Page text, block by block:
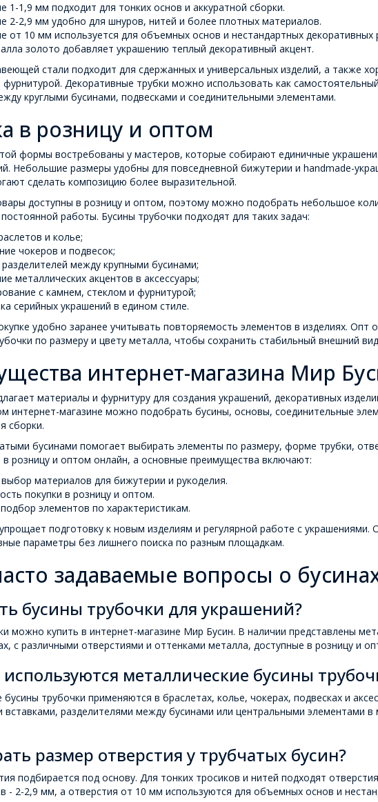
1-1,9 мм подходит для тонких основ и аккуратной сборки.
2-2,9 мм удобно для шнуров, нитей и более плотных материалов.
от 10 мм используется для объемных основ и нестандартных декоративных
золото добавляет украшению теплый декоративный акцент.
стали подходит для сдержанных и универсальных изделий, а также
Декоративные трубки можно использовать как
круглыми бусинами, подвесками и соединительными элементами.
в розницу и оптом
формы востребованы у мастеров, которые собирают единичные
Небольшие размеры удобны для повседневной бижутерии и handmade-
сделать композицию более выразительной.
доступны в розницу и оптом, поэтому можно подобрать небольшое
работы. Бусины трубочки подходят для таких задач:
и колье;
чокеров и подвесок;
разделителей между крупными бусинами;
металлических акцентов в аксессуары;
с камнем, стеклом и фурнитурой;
серийных украшений в едином стиле.
удобно заранее учитывать повторяемость элементов в изделиях. Опт
по размеру и цвету металла, чтобы сохранить стабильный внешний
интернет-магазина Мир
материалы и фурнитуру для создания украшений, декоративных
интернет-магазине можно подобрать бусины, основы, соединительные
сборки.
бусинами помогает выбирать элементы по размеру, форме трубки,
в розницу и оптом онлайн, а основные преимущества включают:
материалов для бижутерии и рукоделия.
покупки в розницу и оптом.
элементов по характеристикам.
подготовку к новым изделиям и регулярной работе с украшениями.
параметры без лишнего поиска по разным площадкам.
задаваемые вопросы о
бусины трубочки для украшений?
можно купить в интернет-магазине Мир Бусин. В наличии представлены
с различными отверстиями и оттенками металла, доступные в розницу и
металлические бусины
трубочки применяются в браслетах, колье, чокерах, подвесках и
вставками, разделителями между бусинами или центральными элементами в
размер отверстия у трубчатых бусин?
подбирается под основу. Для тонких тросиков и нитей подходят
- 2-2,9 мм, а отверстия от 10 мм используются для объемных основ и